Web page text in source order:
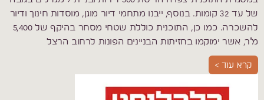
של עד 32 קומות. בנוסף, ייבנו מתחמי דיור מוגן, מוסדות חינוך ודיור
להשכרה. כמו כן, התוכנית כוללת שטחי מסחר בהיקף של 5,400
מ"ר, אשר ימוקמו בחזיתות הבניינים הפונות לרחוב הרצל
קרא עוד >